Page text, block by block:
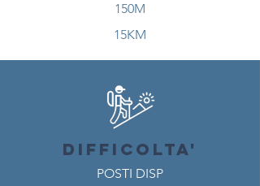
150M
15KM
difficolta'
POSTI DISP